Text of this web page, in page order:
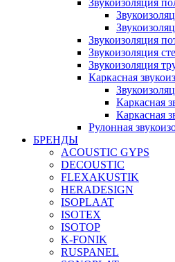
Звукоизоляция
Звукоизоляция
Звукоизоляция
Звукоизоляция
Каркасная
Каркасная
Каркасная
Рулонная
БРЕНДЫ
ACOUSTIC GYPS
DECOUSTIC
FLEXAKUSTIK
HERADESIGN
ISOPLAAT
ISOTEX
ISOTOP
K-FONIK
RUSPANEL